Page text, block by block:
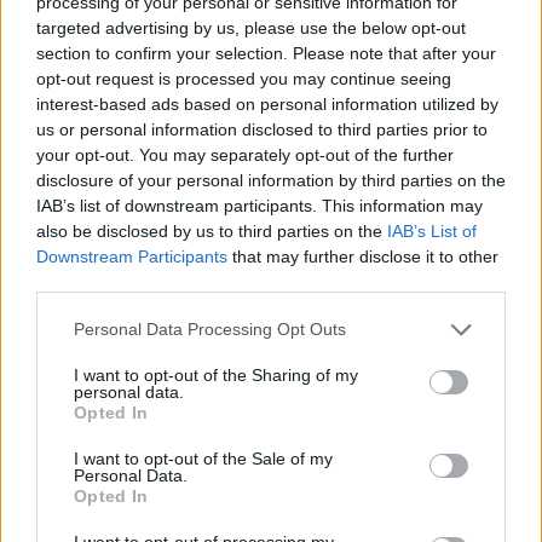
targeted advertising by us, please use the below opt-out
section to confirm your selection. Please note that after your
opt-out request is processed you may continue seeing
interest-based ads based on personal information utilized by
us or personal information disclosed to third parties prior to
your opt-out. You may separately opt-out of the further
disclosure of your personal information by third parties on the
IAB’s list of downstream participants. This information may
also be disclosed by us to third parties on the IAB’s List of
Downstream Participants that may further disclose it to other
Please note that this website/app uses one or more Google
not limited to your visit or usage behaviour. You may click to
grant or deny consent to Google and its third-party tags to
use your data for below specified purposes in below Google
consent section.
Personal Data Processing Opt Outs
I want to opt-out of the Sharing of my
personal data.
Opted In
I want to opt-out of the Sale of my
Personal Data.
Opted In
A parlament döntött öt, a Tisza Párt frakciója
által kezdeményezett vizsgálóbizottság
felállításáról. Ezek a végrehajtási
visszaéléseket, a spontán privatizációt és a
közvagyon elvesztését, a kegyelmi botrány
felelőseit, illetve a gyermekvédelem
rendszerszintű válságát tárnák fel, valamint a
Magyar Nemzeti Bank (MNB) működésével
kapcsolatos visszaéléseket vizsgálnák.
Utóbbi bizottság feladata többek között annak
meghatározása, hogy a jegybanki alapítványi
vagyonkezeléssel és az Optima-csoport
működésével, valamint az MNB beruházási és
felújítási döntéseivel összefüggésben mely